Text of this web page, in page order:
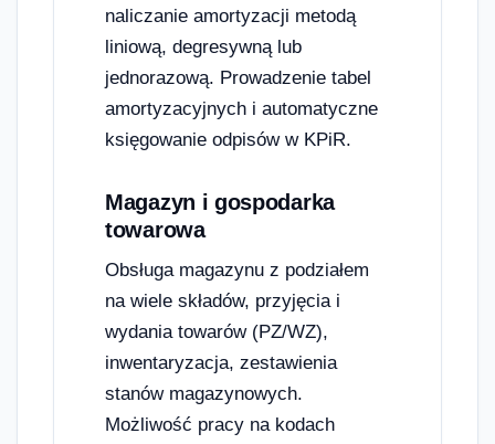
naliczanie amortyzacji metodą
liniową, degresywną lub
jednorazową. Prowadzenie tabel
amortyzacyjnych i automatyczne
księgowanie odpisów w KPiR.
Magazyn i gospodarka
towarowa
Obsługa magazynu z podziałem
na wiele składów, przyjęcia i
wydania towarów (PZ/WZ),
inwentaryzacja, zestawienia
stanów magazynowych.
Możliwość pracy na kodach